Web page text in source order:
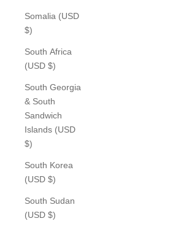
Somalia (USD
$)
South Africa
(USD $)
South Georgia
& South
Sandwich
Islands (USD
$)
South Korea
(USD $)
South Sudan
(USD $)